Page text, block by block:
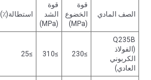
الصف المادي
قوة
الخضوع
(MPa)
قوة
الشد
(MPa)
استطالة(٪)
Q235B
(الفولاذ
الكربوني
العادي)
≥230
≥310
≥25